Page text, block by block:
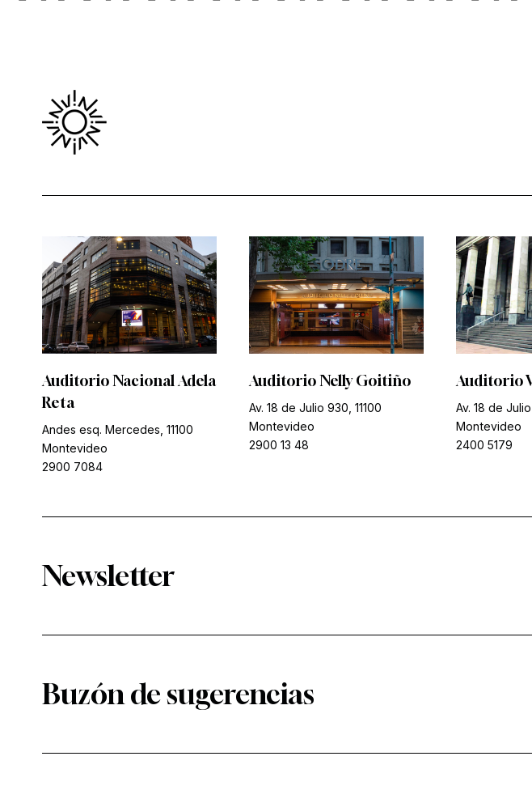
Auditorio Nacional Adela
Reta
Andes esq. Mercedes, 11100
Montevideo
2900 7084
Auditorio Nelly Goitiño
Av. 18 de Julio 930, 11100
Montevideo
2900 13 48
Auditorio
Av. 18 de
Montevideo
2400 5179
Newsletter
Buzón de sugerencias